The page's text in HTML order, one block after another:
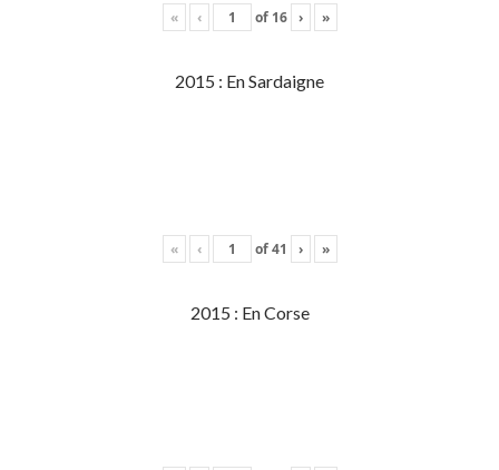
« ‹ of 16 › »
2015 : En Sardaigne
« ‹ of41 › »
2015 : En Corse